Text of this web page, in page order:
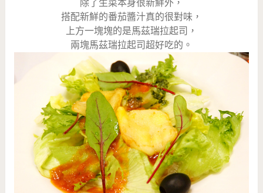
除了生菜本身很新鮮外，
搭配新鮮的番茄醬汁真的很對味，
上方一塊塊的是馬茲瑞拉起司，
兩塊馬茲瑞拉起司超好吃的。